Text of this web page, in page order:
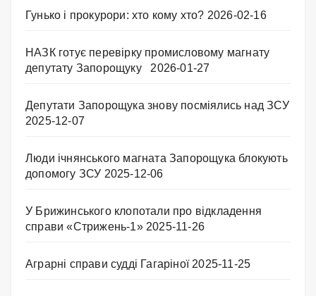
Гунько і прокурори: хто кому хто? 2026-02-16
НАЗК готує перевірку промисловому магнату
депутату Запорощуку
2026-01-27
Депутати Запорощука знову посміялись над ЗСУ
2025-12-07
Люди ічнянського магната Запорощука блокують
допомогу ЗСУ 2025-12-06
У Брижинського клопотали про відкладення
справи «Стрижень-1» 2025-11-26
Аграрні справи судді Гагаріної 2025-11-25